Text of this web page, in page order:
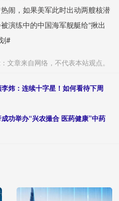
闹，如果美军此时出动两艘核潜
演练中的中国海军舰艇给“揪出
#
文章来自网络，不代表本站观点。
炜：连续十字星！如何看待下周
功举办“兴农撮合 医药健康”中药